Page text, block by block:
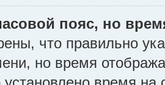
пояс, но
что правильно
но время